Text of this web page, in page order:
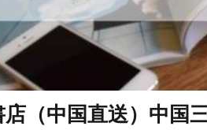
店（中国直送）中国